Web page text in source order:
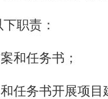
职责：
和任务书；
任务书开展项目